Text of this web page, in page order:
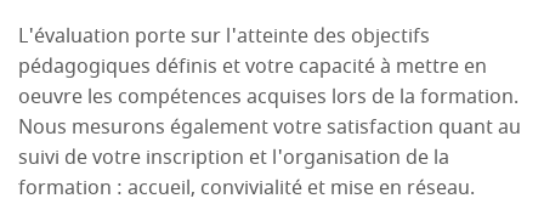
L'évaluation porte sur l'atteinte des objectifs
pédagogiques définis et votre capacité à mettre en
oeuvre les compétences acquises lors de la formation.
Nous mesurons également votre satisfaction quant au
suivi de votre inscription et l'organisation de la
formation : accueil, convivialité et mise en réseau.